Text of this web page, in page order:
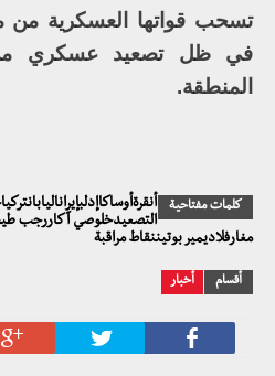
تسحب قواتها العسكرية من
في ظل تصعيد عسكري من
المنطقة.
كلمات مفتاحية
التصعيدخلوصي آكاررجب
مغارفلاديمير بوتيننقاط مراقبة
أقسام أخبار